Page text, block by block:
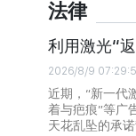
法律
利用激光“
2026/8/9
近期，“新一代
着与疤痕”等广
天花乱坠的承